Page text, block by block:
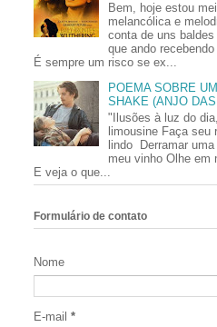
Bem, hoje estou
melancólica e
conta de uns
que ando
É sempre um risco se ex...
POEMA SOBRE
SHAKE (ANJO
"Ilusões à luz do
limousine Faça seu
lindo Derramar
meu vinho Olhe em
E veja o que...
Formulário de contato
Nome
E-mail *